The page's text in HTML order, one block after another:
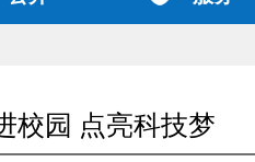
校园 点亮科技梦